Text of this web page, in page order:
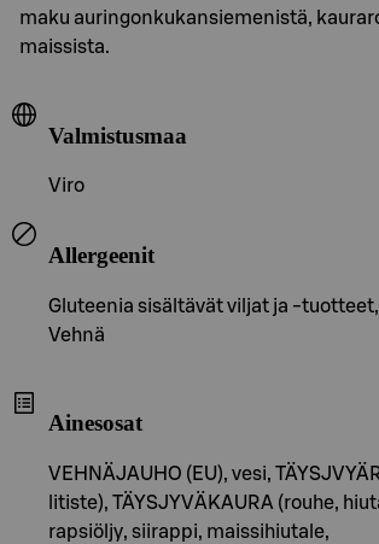
maku auringonkukansiemenistä,
maissista.
Valmistusmaa
Viro
Allergeenit
Gluteenia sisältävät viljat ja -tuotteet,
Vehnä
Ainesosat
VEHNÄJAUHO (EU), vesi,
litiste), TÄYSJYVÄKAURA (rouhe,
rapsiöljy, siirappi, maissihiutale,